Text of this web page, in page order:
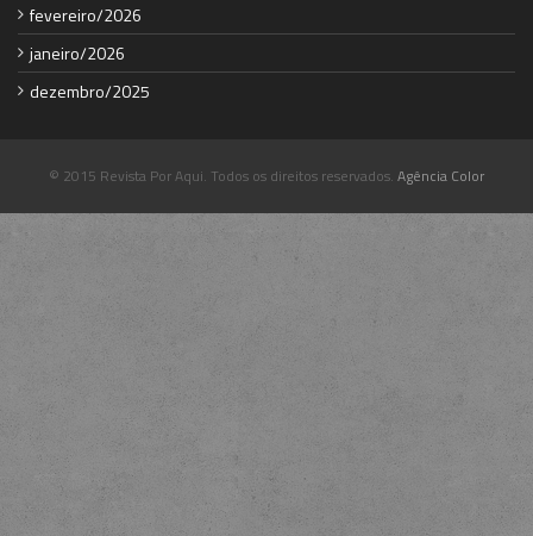
fevereiro/2026
janeiro/2026
dezembro/2025
© 2015 Revista Por Aqui. Todos os direitos reservados. Agência Color